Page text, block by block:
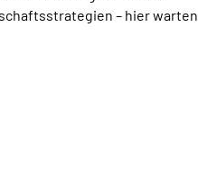
– hier warten